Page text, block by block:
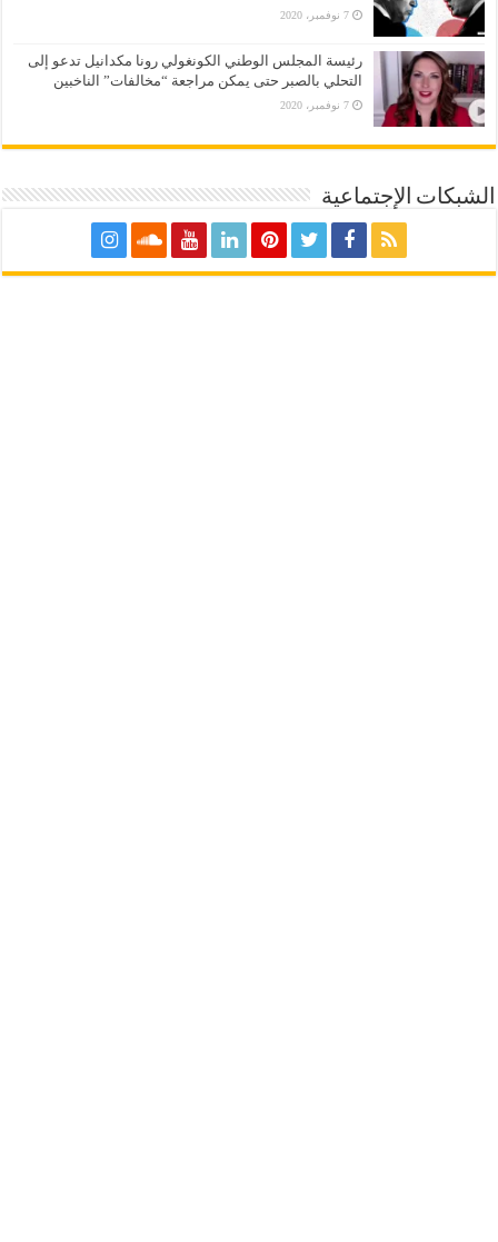
7 نوفمبر، 2020
رئيسة المجلس الوطني الكونغولي رونا مكدانيل تدعو إلى
التحلي بالصبر حتى يمكن مراجعة “مخالفات” الناخبين
7 نوفمبر، 2020
الشبكات الإجتماعية